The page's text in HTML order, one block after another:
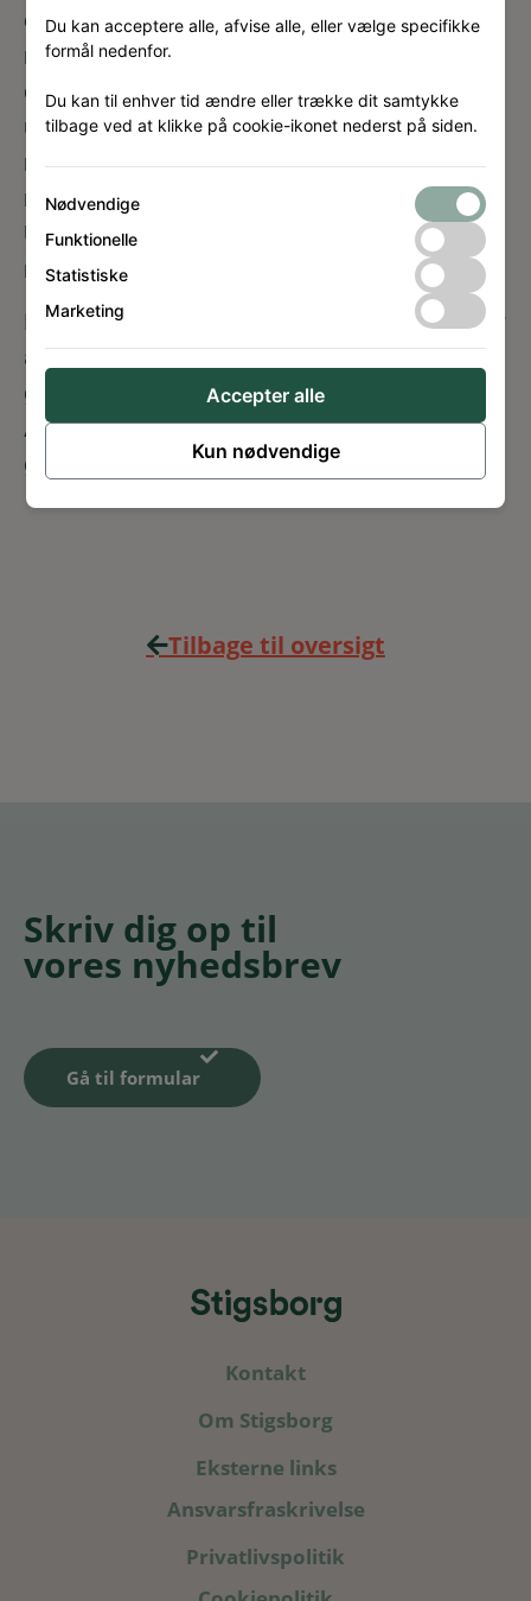
de forklarede, at de pædagogiske miljøer og
rum består af fælleshus, 4 afdelinger –
daginstitution, indskoling, mel­lemtrin og
udskoling 12 aldersbaserede læringsmiljøer
med værkste­der og laboratorier, og
naturligvis uderum, da Børne- og
Ungeuniverset får Stigsparken som
nærmeste nabo.
Rådgiverne kunne også fortælle, at de lige har
afleveret byggeprogram, og det netop nu
gennemgår en granskningsproces internt i
Aalborg kommunen med henblik på endelig
godkendelse i september.
Tilbage til oversigt
Skriv dig op til
vores nyhedsbrev
Gå til formular
Kontakt
Om Stigsborg
Eksterne links
Ansvarsfraskrivelse
Privatlivspolitik
Du kan acceptere alle, afvise alle, eller vælge specifikke
formål nedenfor.
Du kan til enhver tid ændre eller trække dit samtykke
tilbage ved at klikke på cookie-ikonet nederst på siden.
Nødvendige
Funktionelle
Statistiske
Marketing
Kun nødvendige
Accepter alle